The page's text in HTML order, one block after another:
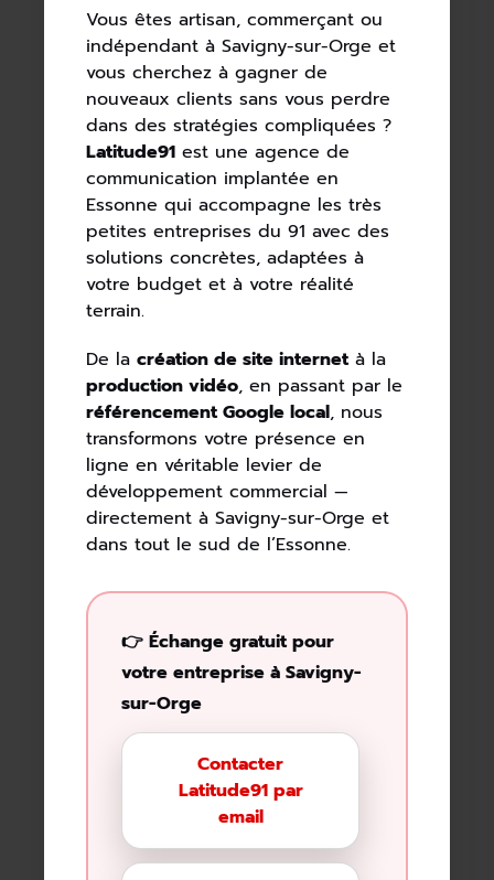
Vous êtes artisan, commerçant ou
indépendant à Savigny-sur-Orge et
vous cherchez à gagner de
nouveaux clients sans vous perdre
dans des stratégies compliquées ?
Latitude91 est une agence de
communication implantée en
Essonne qui accompagne les très
petites entreprises du 91 avec des
solutions concrètes, adaptées à
votre budget et à votre réalité
terrain.
De la création de site internet à la
production vidéo, en passant par le
référencement Google local, nous
transformons votre présence en
ligne en véritable levier de
développement commercial —
directement à Savigny-sur-Orge et
dans tout le sud de l’Essonne.
👉 Échange gratuit pour
votre entreprise à Savigny-
sur-Orge
Contacter
Latitude91 par
email